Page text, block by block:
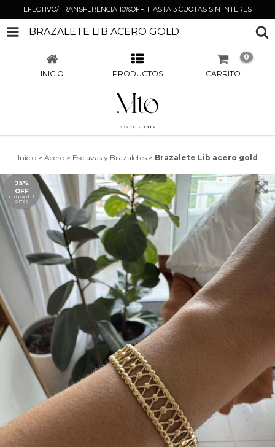
EFECTIVO/TRANSFERENCIA 10%OFF. HASTA 3 CUOTAS SIN INTERES
BRAZALETE LIB ACERO GOLD
INICIO PRODUCTOS CARRITO
0
Inicio > Acero > Esclavas y Brazaletes > Brazalete Lib acero gold
25%
OFF
comprando 1
o más